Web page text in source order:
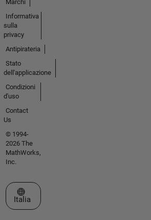
Marchi
Informativa
sulla
privacy
Antipirateria
Stato
dell'applicazione
Condizioni
d'uso
Contact
Us
© 1994-
2026 The
MathWorks,
Inc.
Seleziona un sito web
Italia